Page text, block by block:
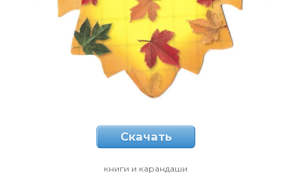
Скачать
книги и карандаши